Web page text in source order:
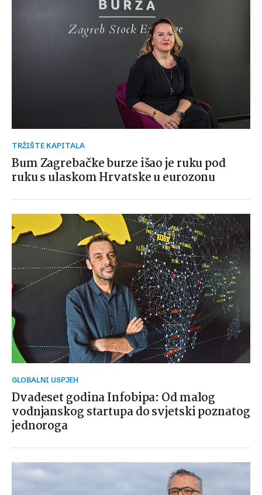
TRŽIŠTE KAPITALA
Bum Zagrebačke burze išao je ruku pod
ruku s ulaskom Hrvatske u eurozonu
GLOBALNI USPJEH
Dvadeset godina Infobipa: Od malog
vodnjanskog startupa do svjetski poznatog
jednoroga